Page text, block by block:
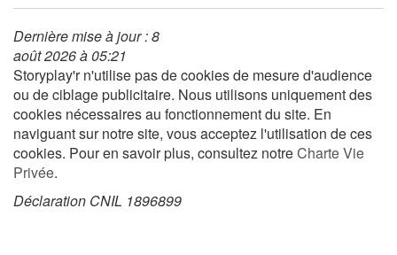
Les plus lus
Coups de coeur
Dernière mise à jour : 8
août 2026 à 05:21
Storyplay'r n'utilise pas de cookies de mesure d'audience
ou de ciblage publicitaire. Nous utilisons uniquement des
cookies nécessaires au fonctionnement du site. En
naviguant sur notre site, vous acceptez l'utilisation de ces
cookies. Pour en savoir plus, consultez notreCharte Vie
Privée.
Déclaration CNIL 1896899